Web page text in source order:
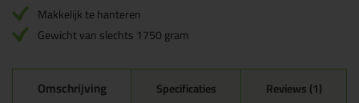
Makkelijk te hanteren
Gewicht van slechts 1750 gram
Omschrijving Specificaties Reviews (1)